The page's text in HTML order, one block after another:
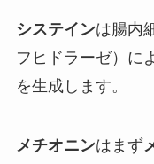
システインは腸内
フヒドラーゼ）に
を生成します。
メチオニンはまず